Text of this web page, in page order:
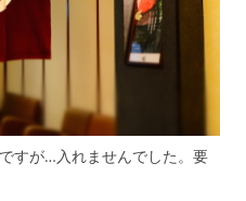
すが…入れませんでした。要